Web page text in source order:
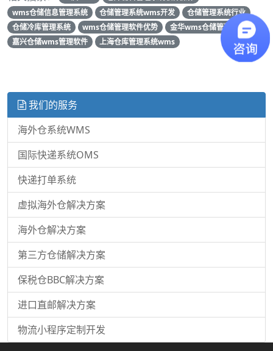
wms仓储信息管理系统
仓储管理系统wms开发
仓储管理系统行业
仓储冷库管理系统
wms仓储管理软件优势
金华wms仓储管理软件
嘉兴仓储wms管理软件
上海仓库管理系统wms
我们的服务
海外仓系统WMS
国际快递系统OMS
快递打单系统
虚拟海外仓解决方案
海外仓解决方案
第三方仓储解决方案
保税仓BBC解决方案
进口直邮解决方案
物流小程序定制开发